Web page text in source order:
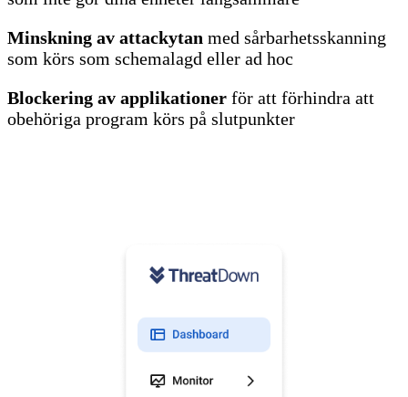
Minskning av attackytan med sårbarhetsskanning
som körs som schemalagd eller ad hoc
Blockering av applikationer för att förhindra att
obehöriga program körs på slutpunkter